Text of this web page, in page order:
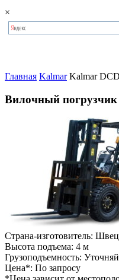
×
Главная Kalmar Kalmar
Вилочный
Страна-изготовитель:
Высота подъема: 4 м
Грузоподъемность:
Цена*: По запросу